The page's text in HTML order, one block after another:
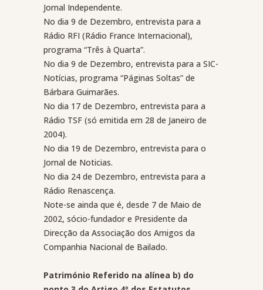
Jornal Independente.
No dia 9 de Dezembro, entrevista para a
Rádio RFI (Rádio France Internacional),
programa “Três à Quarta”.
No dia 9 de Dezembro, entrevista para a SIC-
Notícias, programa “Páginas Soltas” de
Bárbara Guimarães.
No dia 17 de Dezembro, entrevista para a
Rádio TSF (só emitida em 28 de Janeiro de
2004).
No dia 19 de Dezembro, entrevista para o
Jornal de Noticias.
No dia 24 de Dezembro, entrevista para a
Rádio Renascença.
Note-se ainda que é, desde 7 de Maio de
2002, sócio-fundador e Presidente da
Direcção da Associação dos Amigos da
Companhia Nacional de Bailado.
Património Referido na alínea b) do